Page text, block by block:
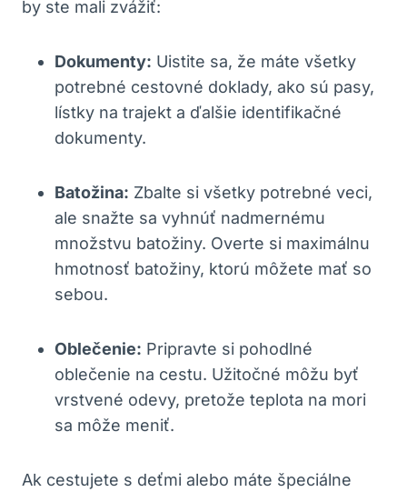
by ste mali zvážiť:
Dokumenty: Uistite sa, že máte všetky
potrebné cestovné doklady, ako sú pasy,
lístky na trajekt a ďalšie identifikačné
dokumenty.
Batožina: Zbalte si všetky potrebné veci,
ale snažte sa vyhnúť nadmernému
množstvu batožiny. Overte si maximálnu
hmotnosť batožiny, ktorú môžete mať so
sebou.
Oblečenie: Pripravte si pohodlné
oblečenie na cestu. Užitočné môžu byť
vrstvené odevy, pretože teplota na mori
sa môže meniť.
Ak cestujete s deťmi alebo máte špeciálne